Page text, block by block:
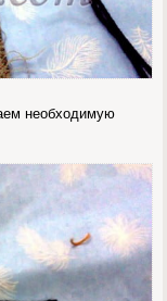
необходимую